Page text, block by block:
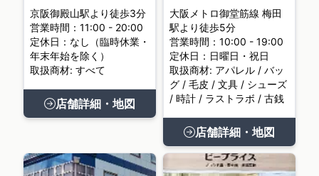
京阪御殿山駅より徒歩3分
営業時間：11:00 - 20:00
定休日：なし（臨時休業・
年末年始を除く）
取扱商材: すべて
店舗詳細・地図
大阪メトロ御堂筋線 梅田
駅より徒歩5分
営業時間：10:00 - 19:00
定休日：日曜日・祝日
取扱商材: アパレル / バッ
グ / 毛皮 / 文具 / シューズ
/ 時計 / ラストラボ / 古銭
店舗詳細・地図